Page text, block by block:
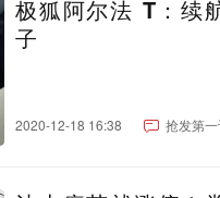
极狐阿尔法 T：续
子
2020-12-18 16:38 抢发第